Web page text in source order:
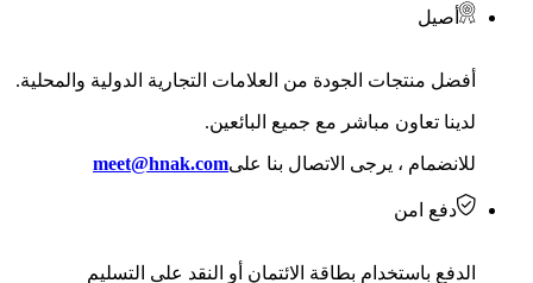
أصيل
أفضل منتجات الجودة من العلامات التجارية الدولية والمحلية.
لدينا تعاون مباشر مع جميع البائعين.
للانضمام ، يرجى الاتصال بنا علىmeet@hnak.com
دفع امن
الدفع باستخدام بطاقة الائتمان أو النقد على التسليم